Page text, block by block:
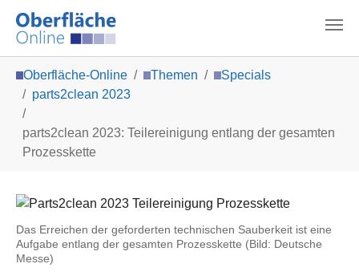
Oberfläche-Online Themen
Specials
parts2clean 2023
parts2clean 2023: Teilereinigung entlang der gesamten
Prozesskette
Das Erreichen der geforderten technischen Sauberkeit ist eine
Aufgabe entlang der gesamten Prozesskette (Bild: Deutsche
Messe)